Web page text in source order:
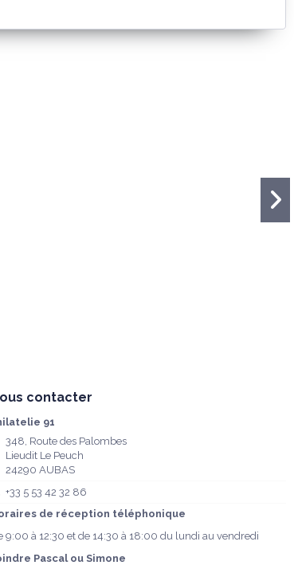
contacter
91
348, Route des Palombes
Lieudit Le Peuch
24290 AUBAS
+33 5 53 42 32 86
de réception téléphonique
9:00 à 12:30 et de 14:30 à 18:00 du lundi au vendredi
Pascal ou Simone